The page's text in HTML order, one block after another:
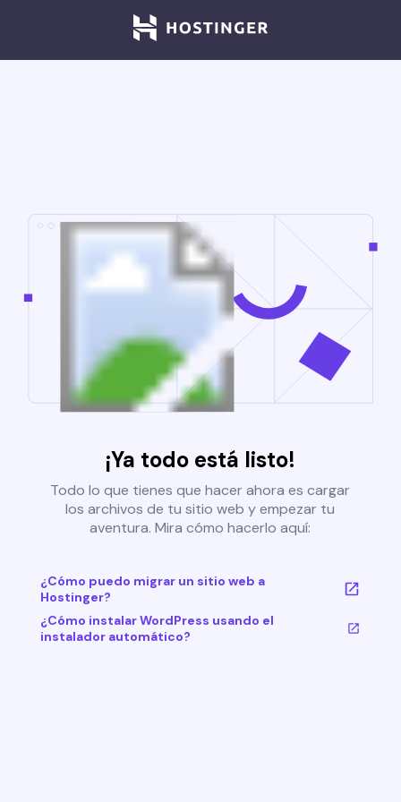
¡Ya todo está listo!
Todo lo que tienes que hacer ahora es cargar
los archivos de tu sitio web y empezar tu
aventura. Mira cómo hacerlo aquí:
¿Cómo puedo migrar un sitio web a
Hostinger?
¿Cómo instalar WordPress usando el
instalador automático?